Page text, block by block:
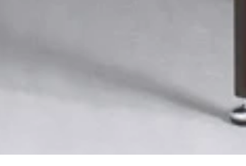
、酒や料理のアレンジにも使えるシャリシ